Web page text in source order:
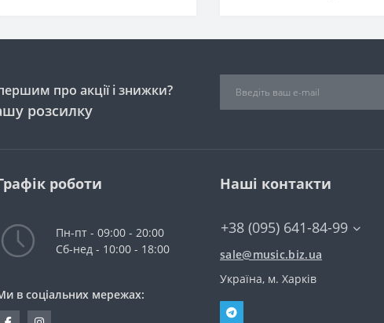
про акції і знижки?
розсилку
роботи
Пн-пт - 09:00 - 20:00
Сб-нед - 10:00 - 18:00
в соціальних мережах:
Наші контакти
+38 (095) 641-84-99
sale@music.biz.ua
Україна, м. Харків